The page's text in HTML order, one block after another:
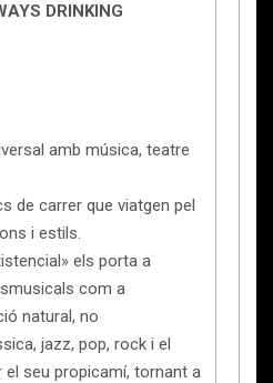
DRINKING
amb música, teatre
de carrer que viatgen pel
i estils.
els porta a
com a
natural, no
jazz, pop, rock i el
seu propicamí, tornant a